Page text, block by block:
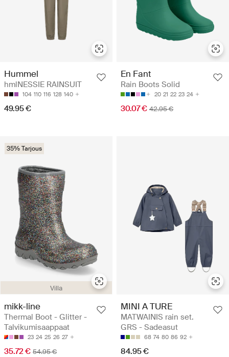
Hummel
hmlNESSIE RAINSUIT
104 110 116 128 140
49.95 €
En Fant
Rain Boots Solid
20 21 22 23 24
30.07 € 42.95 €
Villa
35% Tarjous
mikk-line
Thermal Boot - Glitter -
Talvikumisaappaat
23 24 25 26 27
35.72 € 54.95 €
MINI A TURE
MATWAINIS rain set.
GRS - Sadeasut
68 74 80 86 92
84.95 €